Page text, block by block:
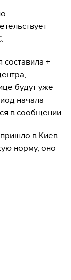
+
будут уже
начала
в сообщении.
в Киев
норму, оно